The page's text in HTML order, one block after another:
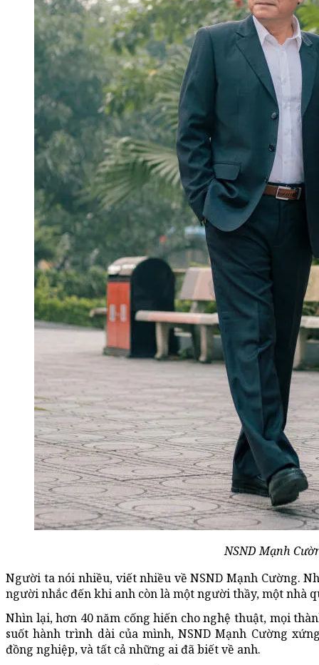
NSND Mạnh
Người ta nói nhiều, viết nhiều về NSND Mạnh Cường.
người nhắc đến khi anh còn là một người thầy, một nhà
Nhìn lại, hơn 40 năm cống hiến cho nghệ thuật, mọi
suốt hành trình dài của mình, NSND Mạnh Cường
đồng nghiệp, và tất cả những ai đã biết về anh.